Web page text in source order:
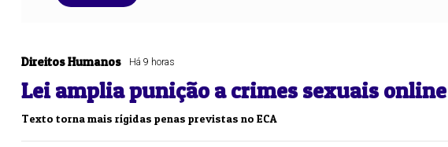
Direitos Humanos Há 9 horas
Lei amplia punição a crimes sexuais
Texto torna mais rígidas penas previstas no ECA
25
detalhes
64 74 93